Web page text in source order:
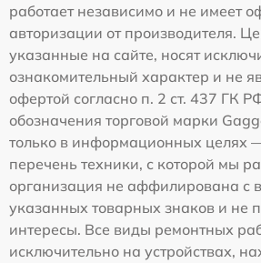
работает независимо и не имеет
авторизации от производителя.
указанные на сайте, носят
ознакомительный характер и не
офертой согласно п. 2 ст. 437 ГК
обозначения торговой марки
только в информационных целях
перечень техники, с которой мы
организация не аффилирована с
указанных товарных знаков и не
интересы. Все виды ремонтных
исключительно на устройствах,